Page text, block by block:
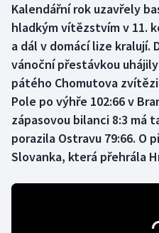
Box
Curling
Dostihy
Florbal
Futsal
Kalendářní rok uzavřely
hladkým vítězstvím v 11.
a dál v domácí lize kralují.
vánoční přestávkou
pátého Chomutova
Pole po výhře 102:66 v
zápasovou bilanci 8:3 má
porazila Ostravu 79:66. O
Slovanka, která přehrála